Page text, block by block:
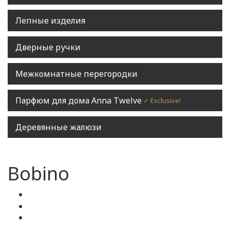
Лепные изделия
Дверные ручки
Межкомнатные перегородки
Парфюм для дома Anna Twelve ✓ Exclusive!
Деревянные жалюзи
Bobino